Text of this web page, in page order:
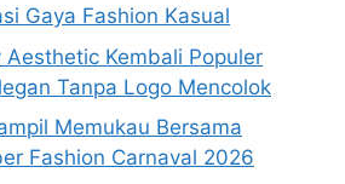
Gaya Fashion Kasual
Aesthetic Kembali Populer
Tanpa Logo Mencolok
Memukau Bersama
Fashion Carnaval 2026